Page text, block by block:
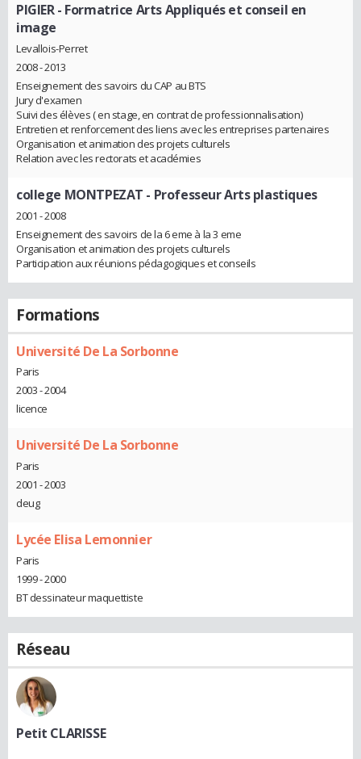
PIGIER- Formatrice Arts Appliqués et conseil en
image
Levallois-Perret
2008 - 2013
Enseignement des savoirs du CAP au BTS
Jury d'examen
Suivi des élèves ( en stage, en contrat de professionnalisation)
Entretien et renforcement des liens avec les entreprises partenaires
Organisation et animation des projets culturels
Relation avec les rectorats et académies
college MONTPEZAT - Professeur Arts plastiques
2001 - 2008
Enseignement des savoirs de la 6 eme à la 3 eme
Organisation et animation des projets culturels
Participation aux réunions pédagogiques et conseils
Formations
Université De La Sorbonne
Paris
2003 - 2004
licence
Université De La Sorbonne
Paris
2001 - 2003
deug
Lycée Elisa Lemonnier
Paris
1999 - 2000
BT dessinateur maquettiste
Réseau
Petit CLARISSE